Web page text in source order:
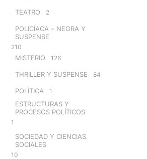
TEATRO 2
POLICÍACA – NEGRA Y
SUSPENSE
210
MISTERIO 126
THRILLER Y SUSPENSE 84
POLÍTICA 1
ESTRUCTURAS Y
PROCESOS POLÍTICOS
1
SOCIEDAD Y CIENCIAS
SOCIALES
10